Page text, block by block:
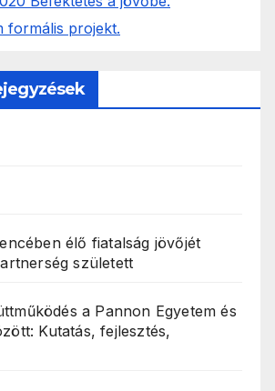
élő fiatalság jövőjét
született
a Pannon Egyetem és
Kutatás, fejlesztés,